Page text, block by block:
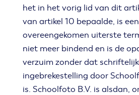
het in het vorig lid van dit
van artikel 10 bepaalde, is een
overeengekomen uiterste
niet meer bindend en is de
verzuim zonder dat
ingebrekestelling door
is. Schoolfoto B.V. is alsdan,